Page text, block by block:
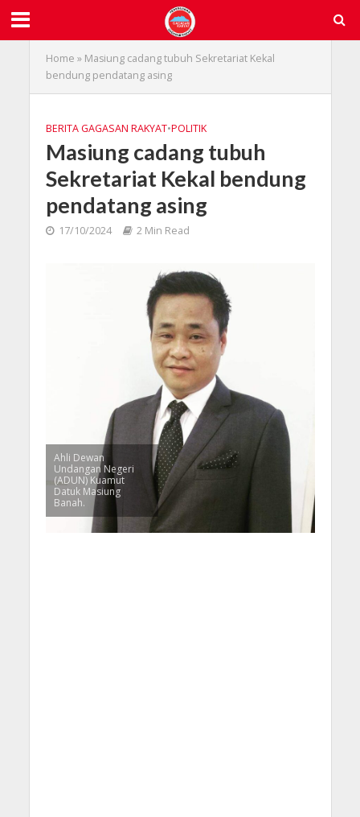
Home » Masiung cadang tubuh Sekretariat Kekal
bendung pendatang asing
BERITA GAGASAN RAKYAT•POLITIK
Masiung cadang tubuh
Sekretariat Kekal bendung
pendatang asing
17/10/2024 2 Min Read
Ahli Dewan
Undangan Negeri
(ADUN) Kuamut
Datuk Masiung
Banah.